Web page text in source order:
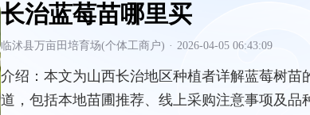
长治蓝莓苗哪里买
临沭县万亩田培育场(个体工商户) · 2026-04-05 06:43:09
介绍： 本文为山西长治地区种植者详解蓝莓树苗
道，包括本地苗圃推荐、线上采购注意事项及品